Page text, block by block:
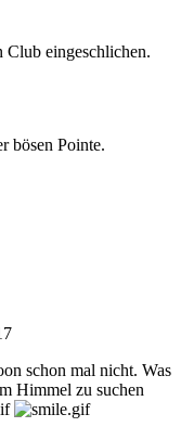
Club eingeschlichen.
bösen Pointe.
schon mal nicht. Was
Himmel zu suchen